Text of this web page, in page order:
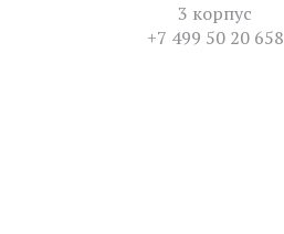
3 корпус
+7 499 50 20 658